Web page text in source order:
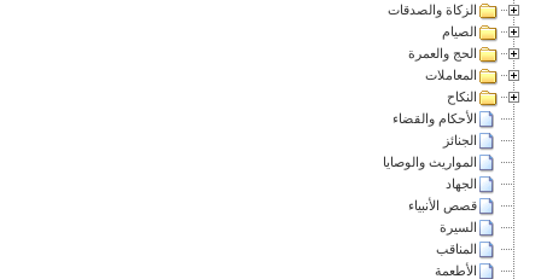
الزكاة والصدقات
الصيام
الحج والعمرة
المعاملات
النكاح
الأحكام والقضاء
الجنائز
المواريث والوصايا
الجهاد
قصص الأنبياء
السيرة
المناقب
الأطعمة